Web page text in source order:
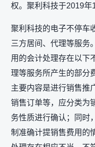
权。聚利科技于2019年
聚利科技的电子不停车
三方居间、代理等服务
用的会计处理存在以下
理等服务所产生的部分
主要内容是进行销售推
销售订单等，应分类为
务性质进行确认；同时
制准确计提销售费用的